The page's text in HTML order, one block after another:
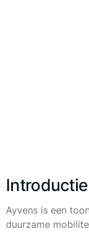
Ayvens is een
duurzame